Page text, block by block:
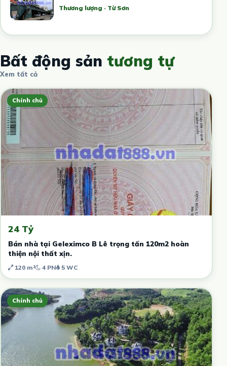
Thương lượng · Từ Sơn
Bất động sản tương tự
Xem tất cả
Chính chủ
24 Tỷ
Bán nhà tại Geleximco B Lê trọng tấn 120m2 hoàn
thiện nội thất xịn.
120 m² 4 PN 5 WC
Chính chủ